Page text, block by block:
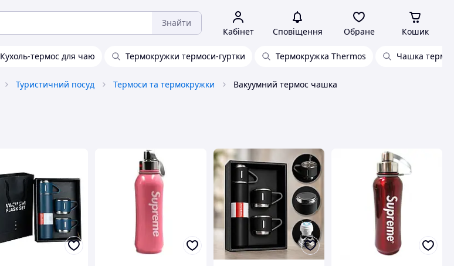
Знайти
Кабінет Сповіщення Обране Кошик
Кухоль-термос для чаю Термокружки термоси-гуртки Термокружка Thermos Чашка
Туристичний посуд Термоси та термокружки Вакуумний термос чашка